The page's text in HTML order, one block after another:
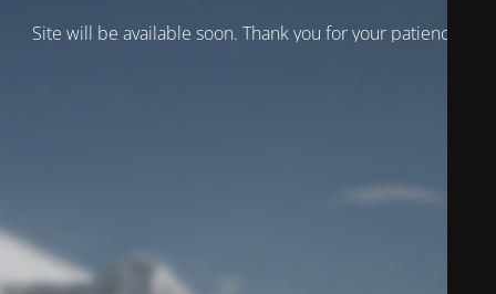
Site will be available soon. Thank you for your patience!